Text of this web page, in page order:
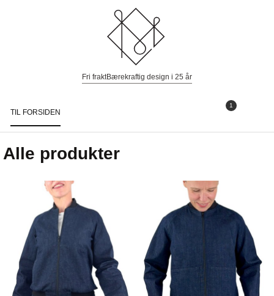
Fri fraktBærekraftig design i 25 år
1
TIL FORSIDEN
Alle produkter